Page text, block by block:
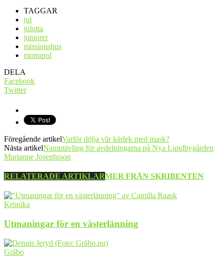
TAGGAR
jul
julotta
juniorer
missionshus
monopol
DELA
Facebook
Twitter
Föregående artikelVarför dölja vår kärlek med mask?
Nästa artikelNamntävling för avdelningarna på Nya Lundbygården
Marianne Josephsson
RELATERADE ARTIKLARMER FRÅN SKRIBENTEN
Krönika
Utmaningar för en västerlänning
Gråbo